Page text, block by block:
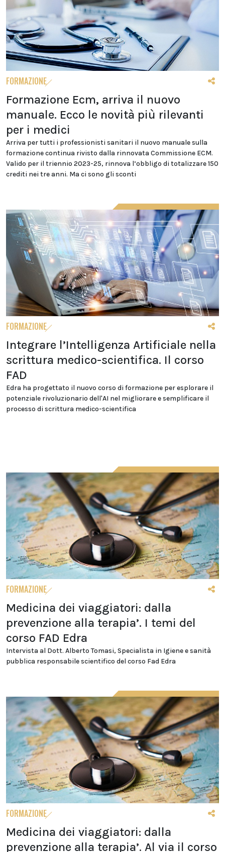
FORMAZIONE
Formazione Ecm, arriva il nuovo
manuale. Ecco le novità più rilevanti
per i medici
Arriva per tutti i professionisti sanitari il nuovo manuale sulla
formazione continua rivisto dalla rinnovata Commissione ECM.
Valido per il triennio 2023-25, rinnova l’obbligo di totalizzare 150
crediti nei tre anni. Ma ci sono gli sconti
FORMAZIONE
Integrare l’Intelligenza Artificiale nella
scrittura medico-scientifica. Il corso
FAD
Edra ha progettato il nuovo corso di formazione per esplorare il
potenziale rivoluzionario dell'AI nel migliorare e semplificare il
processo di scrittura medico-scientifica
FORMAZIONE
Medicina dei viaggiatori: dalla
prevenzione alla terapia’. I temi del
corso FAD Edra
Intervista al Dott. Alberto Tomasi, Specialista in Igiene e sanità
pubblica responsabile scientifico del corso Fad Edra
FORMAZIONE
Medicina dei viaggiatori: dalla
prevenzione alla terapia’. Al via il corso